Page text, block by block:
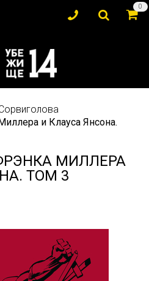
0
и Клауса Янсона.
МИЛЛЕРА
ТОМ 3